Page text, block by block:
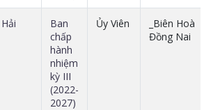
Hải
Ban
chấp
hành
nhiệm
kỳ III
(2022-
2027)
Ủy Viên
_Biên Hoà
Đồng Nai